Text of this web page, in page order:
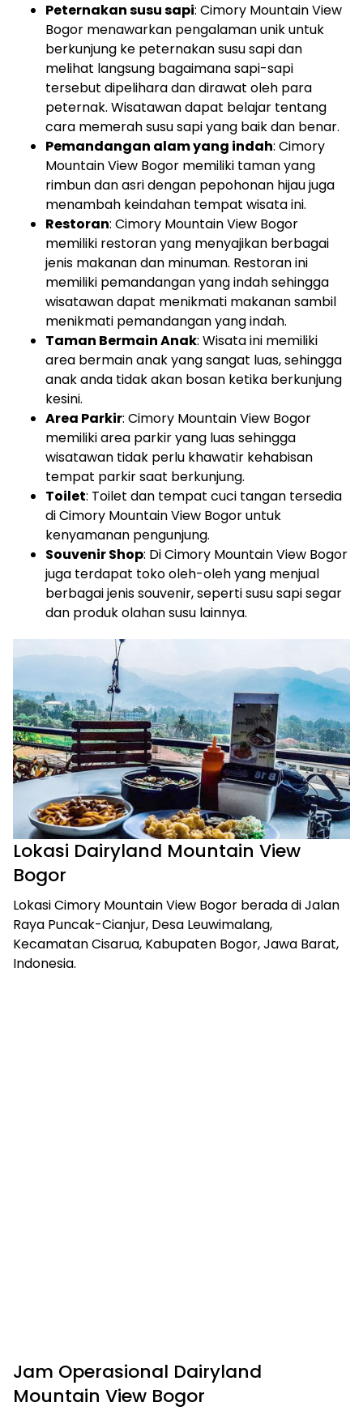
Peternakan susu sapi: Cimory Mountain View
Bogor menawarkan pengalaman unik untuk
berkunjung ke peternakan susu sapi dan
melihat langsung bagaimana sapi-sapi
tersebut dipelihara dan dirawat oleh para
peternak. Wisatawan dapat belajar tentang
cara memerah susu sapi yang baik dan benar.
Pemandangan alam yang indah: Cimory
Mountain View Bogor memiliki taman yang
rimbun dan asri dengan pepohonan hijau juga
menambah keindahan tempat wisata ini.
Restoran: Cimory Mountain View Bogor
memiliki restoran yang menyajikan berbagai
jenis makanan dan minuman. Restoran ini
memiliki pemandangan yang indah sehingga
wisatawan dapat menikmati makanan sambil
menikmati pemandangan yang indah.
Taman Bermain Anak: Wisata ini memiliki
area bermain anak yang sangat luas, sehingga
anak anda tidak akan bosan ketika berkunjung
kesini.
Area Parkir: Cimory Mountain View Bogor
memiliki area parkir yang luas sehingga
wisatawan tidak perlu khawatir kehabisan
tempat parkir saat berkunjung.
Toilet: Toilet dan tempat cuci tangan tersedia
di Cimory Mountain View Bogor untuk
kenyamanan pengunjung.
Souvenir Shop: Di Cimory Mountain View Bogor
juga terdapat toko oleh-oleh yang menjual
berbagai jenis souvenir, seperti susu sapi segar
dan produk olahan susu lainnya.
Lokasi Dairyland Mountain View
Bogor
Lokasi Cimory Mountain View Bogor berada di Jalan
Raya Puncak-Cianjur, Desa Leuwimalang,
Kecamatan Cisarua, Kabupaten Bogor, Jawa Barat,
Indonesia.
Jam Operasional Dairyland
Mountain View Bogor